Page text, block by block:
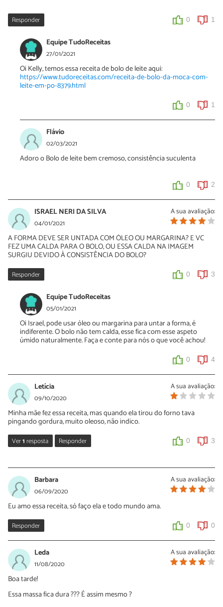
Responder 0 1
Equipe TudoReceitas
27/01/2021
Oi Kelly, temos essa receita de bolo de leite aqui:
https://www.tudoreceitas.com/receita-de-bolo-da-moca-com-
leite-em-po-8379.html
0 1
Flávio
02/03/2021
Adoro o Bolo de leite bem cremoso, consistência suculenta
0 2
A sua avaliação:
ISRAEL NERI DA SILVA
04/01/2021
A FORMA DEVE SER UNTADA COM ÓLEO OU MARGARINA? E VC
FEZ UMA CALDA PARA O BOLO, OU ESSA CALDA NA IMAGEM
SURGIU DEVIDO À CONSISTÊNCIA DO BOLO?
Responder 0 3
Equipe TudoReceitas
05/01/2021
Oi Israel, pode usar óleo ou margarina para untar a forma, é
indiferente. O bolo não tem calda, esse fica com esse aspeto
úmido naturalmente. Faça e conte para nós o que você achou!
0 4
A sua avaliação:
Letícia
09/10/2020
Minha mãe fez essa receita, mas quando ela tirou do forno tava
pingando gordura, muito oleoso, não indico.
Ver1resposta Responder 0 3
Oi Letícia, isso que o bolo pingou não é gordura, é a calda dele
mesmo. Esta não é uma receita de bolo fofinho, ele fica
semelhante a pudim por isso é normal que liberte alguns líquidos.
A sua avaliação:
Barbara
06/09/2020
Eu amo essa receita, só faço ela e todo mundo ama.
Responder 0 0
A sua avaliação:
Leda
11/08/2020
Boa tarde!
Essa massa fica dura ??? É assim mesmo ?